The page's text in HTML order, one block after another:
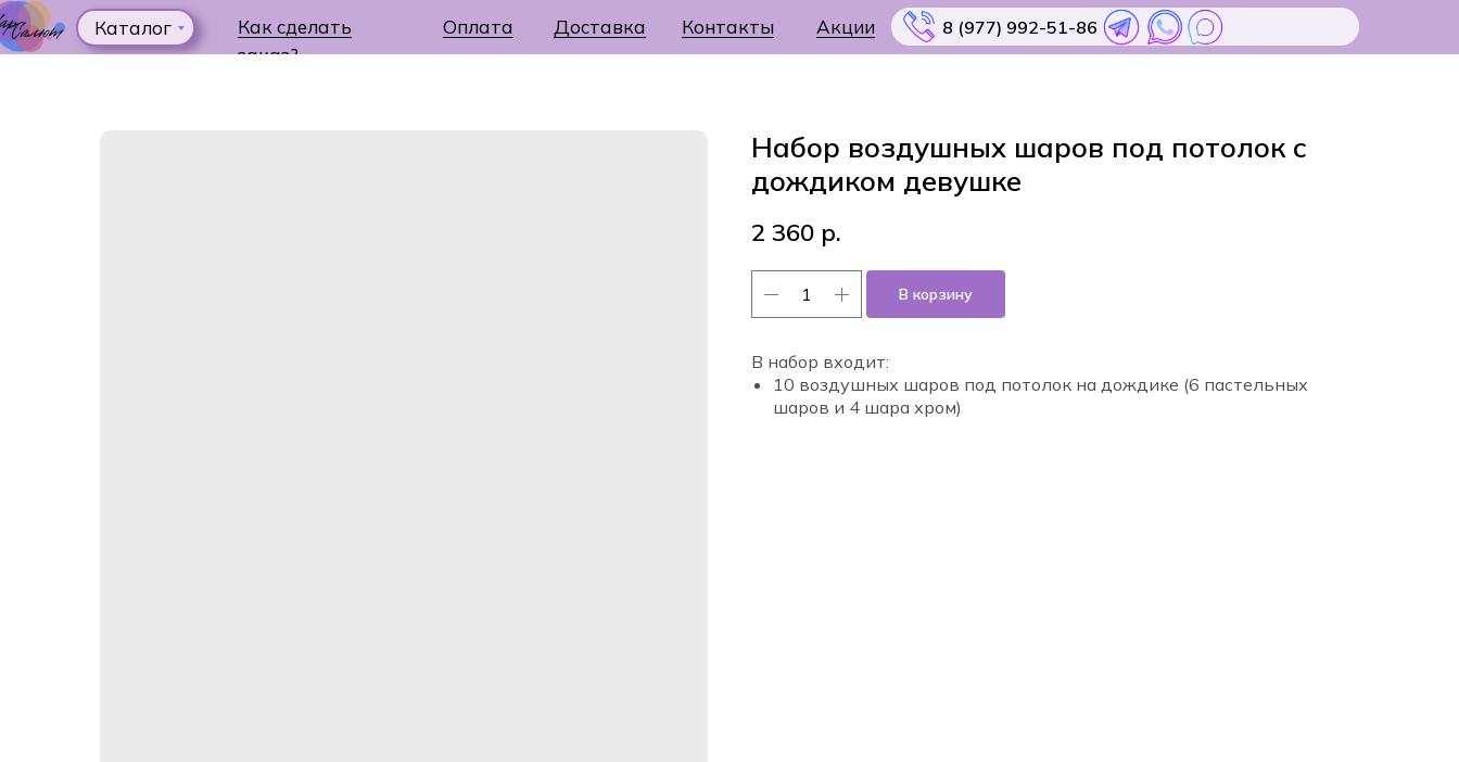
Доставка
Как сделать
заказ?
Оплата Акции
Контакты 8 (977) 992-51-86
Каталог
Набор воздушных шаров под потолок с
дождиком девушке
2 360 р.
В корзину
В набор входит:
10 воздушных шаров под потолок на дождике (6 пастельных
шаров и 4 шара хром)